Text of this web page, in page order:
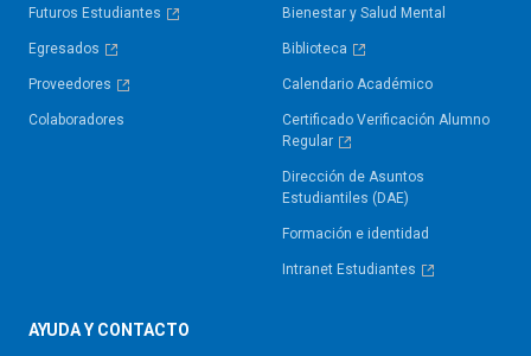
Futuros Estudiantes
Egresados
Proveedores
Colaboradores
Bienestar y Salud Mental
Biblioteca
Calendario Académico
Certificado Verificación Alumno
Regular
Dirección de Asuntos
Estudiantiles (DAE)
Formación e identidad
Intranet Estudiantes
AYUDA Y CONTACTO